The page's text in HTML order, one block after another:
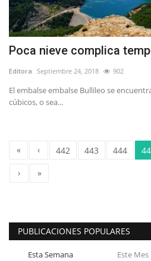
Poca nieve complica
Editora Septiembre 24, 2018 902
El embalse embalse Bullileo se
cúbicos, o sea...
« ‹ 442 443 444
›
»
PUBLICACIONES POPULARES
Esta Semana Este Mes